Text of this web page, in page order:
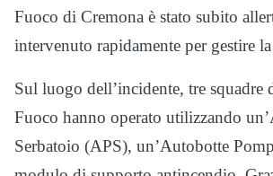
Fuoco di Cremona è stato subito
intervenuto rapidamente per gestire
Sul luogo dell’incidente, tre
Fuoco hanno operato utilizzando
Serbatoio (APS), un’Autobotte